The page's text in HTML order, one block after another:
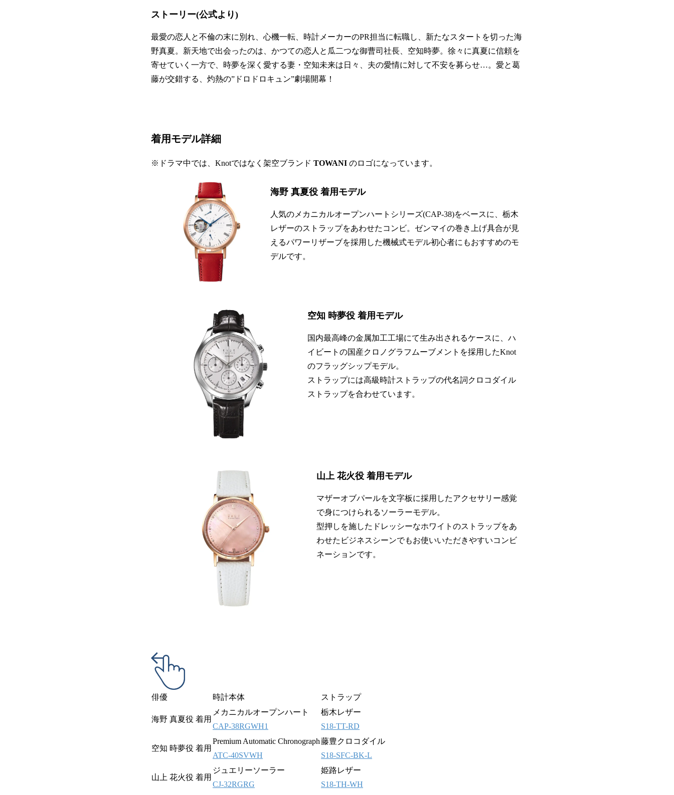
ストーリー(公式より)
最愛の恋人と不倫の末に別れ、心機一転、時計メーカーのPR担当に転職し、新たなスタートを切った海
野真夏。新天地で出会ったのは、かつての恋人と瓜二つな御曹司社長、空知時夢。徐々に真夏に信頼を
寄せていく一方で、時夢を深く愛する妻・空知未来は日々、夫の愛情に対して不安を募らせ…。愛と葛
藤が交錯する、灼熱の”ドロドロキュン”劇場開幕！
着用モデル詳細
※ドラマ中では、Knotではなく架空ブランド TOWANI のロゴになっています。
海野 真夏役 着用モデル
人気のメカニカルオープンハートシリーズ(CAP-38)をベースに、栃木
レザーのストラップをあわせたコンビ。ゼンマイの巻き上げ具合が見
えるパワーリザーブを採用した機械式モデル初心者にもおすすめのモ
デルです。
空知 時夢役 着用モデル
国内最高峰の金属加工工場にて生み出されるケースに、ハ
イビートの国産クロノグラフムーブメントを採用したKnot
のフラッグシップモデル。
ストラップには高級時計ストラップの代名詞クロコダイル
ストラップを合わせています。
山上 花火役 着用モデル
マザーオブパールを文字板に採用したアクセサリー感覚
で身につけられるソーラーモデル。
型押しを施したドレッシーなホワイトのストラップをあ
わせたビジネスシーンでもお使いいただきやすいコンビ
ネーションです。
俳優 時計本体 ストラップ
海野 真夏役 着用
メカニカルオープンハート
CAP-38RGWH1
栃木レザー
S18-TT-RD
空知 時夢役 着用
Premium Automatic Chronograph
ATC-40SVWH
藤豊クロコダイル
S18-SFC-BK-L
山上 花火役 着用
ジュエリーソーラー
CJ-32RGRG
姫路レザー
S18-TH-WH